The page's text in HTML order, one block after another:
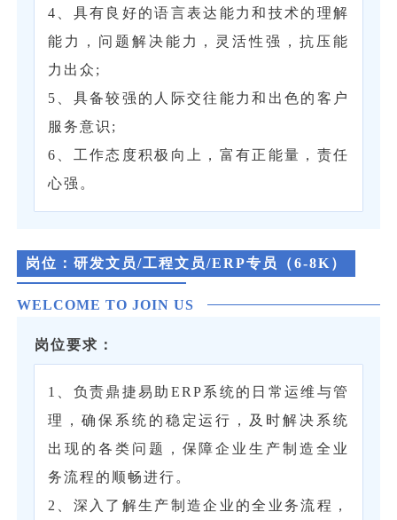
4、具有良好的语言表达能力和技术的理解
能力，问题解决能力，灵活性强，抗压能
力出众;
5、具备较强的人际交往能力和出色的客户
服务意识;
6、工作态度积极向上，富有正能量，责任
心强。
岗位：研发文员/工程文员/ERP专员（6-8K）
WELCOME TO JOIN US
岗位要求：
1、负责鼎捷易助ERP系统的日常运维与管
理，确保系统的稳定运行，及时解决系统
出现的各类问题，保障企业生产制造全业
务流程的顺畅进行。
2、深入了解生产制造企业的全业务流程，